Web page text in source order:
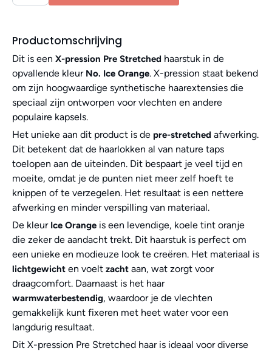
Productomschrijving
Dit is een X-pression Pre Stretched haarstuk in de
opvallende kleur No. Ice Orange. X-pression staat bekend
om zijn hoogwaardige synthetische haarextensies die
speciaal zijn ontworpen voor vlechten en andere
populaire kapsels.
Het unieke aan dit product is de pre-stretched afwerking.
Dit betekent dat de haarlokken al van nature taps
toelopen aan de uiteinden. Dit bespaart je veel tijd en
moeite, omdat je de punten niet meer zelf hoeft te
knippen of te verzegelen. Het resultaat is een nettere
afwerking en minder verspilling van materiaal.
De kleur Ice Orange is een levendige, koele tint oranje
die zeker de aandacht trekt. Dit haarstuk is perfect om
een unieke en modieuze look te creëren. Het materiaal is
lichtgewicht en voelt zacht aan, wat zorgt voor
draagcomfort. Daarnaast is het haar
warmwaterbestendig, waardoor je de vlechten
gemakkelijk kunt fixeren met heet water voor een
langdurig resultaat.
Dit X-pression Pre Stretched haar is ideaal voor diverse